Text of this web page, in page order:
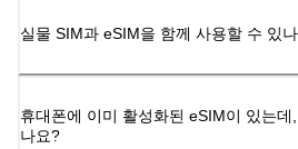
실물 SIM과 eSIM을 함께 사용할 수 있
휴대폰에 이미 활성화된 eSIM이 있는데
나요?